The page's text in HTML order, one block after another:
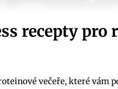
recepty pro
večeře, které vám